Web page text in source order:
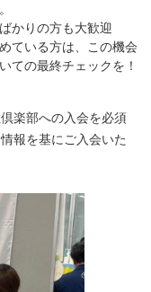
かりの方も大歓迎
ている方は、この機会
ての最終チェックを！
楽部への入会を必須
報を基にご入会いた